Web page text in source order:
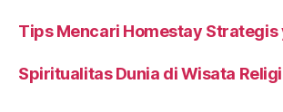
Tips Mencari Homestay Strategis
Spiritualitas Dunia di Wisata Religi